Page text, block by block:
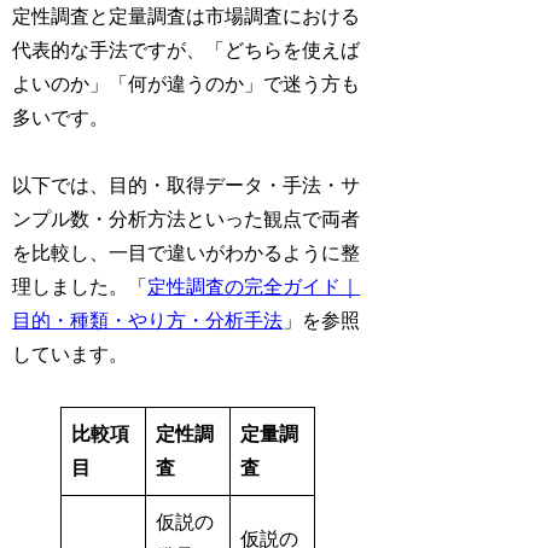
定性調査と定量調査は市場調査における
代表的な手法ですが、「どちらを使えば
よいのか」「何が違うのか」で迷う方も
多いです。
以下では、目的・取得データ・手法・サ
ンプル数・分析方法といった観点で両者
を比較し、一目で違いがわかるように整
理しました。「 定性調査の完全ガイド｜
目的・種類・やり方・分析手法 」を参照
しています。
比較項
目
定性調
査
定量調
査
仮説の
仮説の